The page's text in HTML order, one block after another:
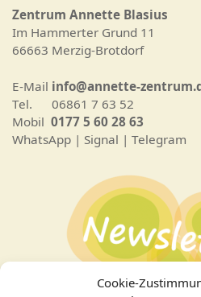
Cookie-
Zentrum Annette Blasius
Im Hammerter Grund 11
66663 Merzig-Brotdorf
E-Mail info@annette-
Tel. 06861 7 63 52
Mobil 0177 5 60 28 63
WhatsApp | Signal | Telegram